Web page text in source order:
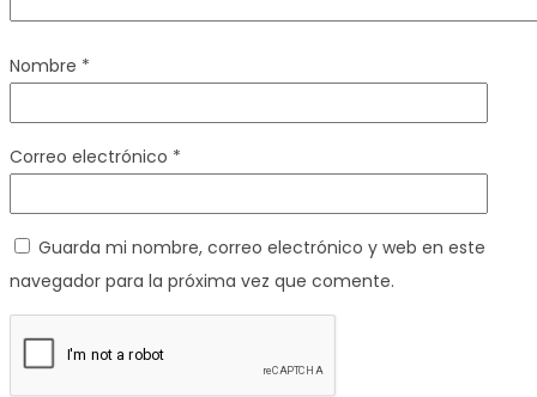
Nombre *
Correo electrónico *
Guarda mi nombre, correo electrónico y web en este
navegador para la próxima vez que comente.